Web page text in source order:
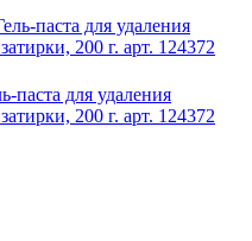
паста для удаления
200 г. арт. 124372